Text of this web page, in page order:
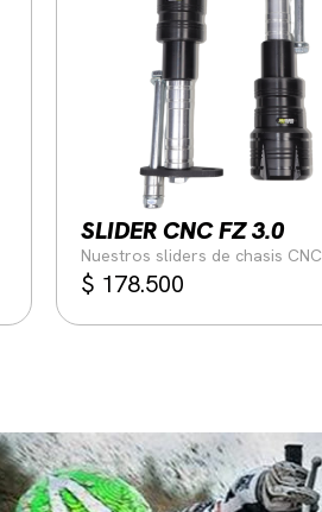
SLIDER CNC FZ 3.0
Nuestros sliders de chasis CNC
$ 178.500